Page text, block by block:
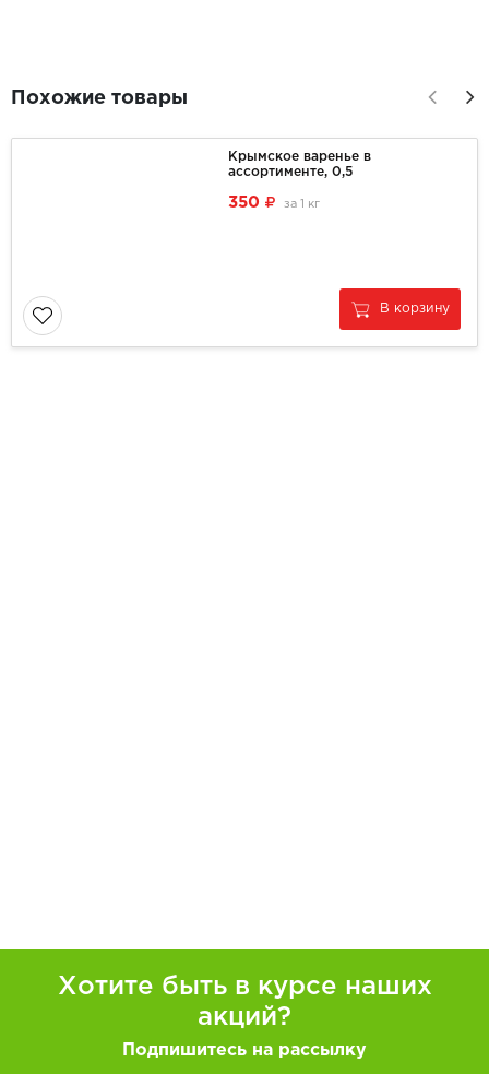
Похожие товары
Крымское варенье в
ассортименте, 0,5
350 за 1 кг
В корзину
Хотите быть в курсе наших
акций?
Подпишитесь на рассылку